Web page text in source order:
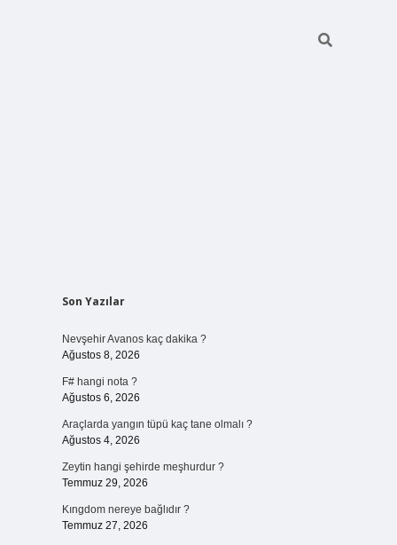
Sidebar
Son Yazılar
Nevşehir Avanos kaç dakika ?
Ağustos 8, 2026
F# hangi nota ?
Ağustos 6, 2026
Araçlarda yangın tüpü kaç tane olmalı ?
Ağustos 4, 2026
Zeytin hangi şehirde meşhurdur ?
Temmuz 29, 2026
Kıngdom nereye bağlıdır ?
Temmuz 27, 2026